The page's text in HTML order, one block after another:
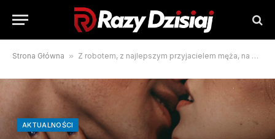
Strona Główna » Z robotem, z najlepszym przyjacielem męża, na ołtarzu. Jest kilka powodów, dla których snujemy fantazje
AKTUALNOŚCI